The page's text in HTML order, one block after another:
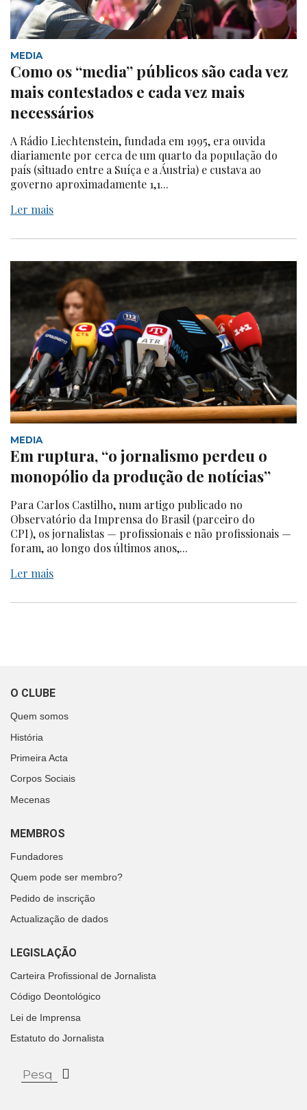
MEDIA
Como os “media” públicos são cada vez
mais contestados e cada vez mais
necessários
A Rádio Liechtenstein, fundada em 1995, era ouvida
diariamente por cerca de um quarto da população do
país (situado entre a Suíça e a Áustria) e custava ao
governo aproximadamente 1,1...
Ler mais
MEDIA
Em ruptura, “o jornalismo perdeu o
monopólio da produção de notícias”
Para Carlos Castilho, num artigo publicado no
Observatório da Imprensa do Brasil (parceiro do
CPI), os jornalistas — profissionais e não profissionais —
foram, ao longo dos últimos anos,...
Ler mais
O CLUBE
Quem somos
História
Primeira Acta
Corpos Sociais
Mecenas
MEMBROS
Fundadores
Quem pode ser membro?
Pedido de inscrição
Actualização de dados
LEGISLAÇÃO
Carteira Profissional de Jornalista
Código Deontológico
Lei de Imprensa
Estatuto do Jornalista